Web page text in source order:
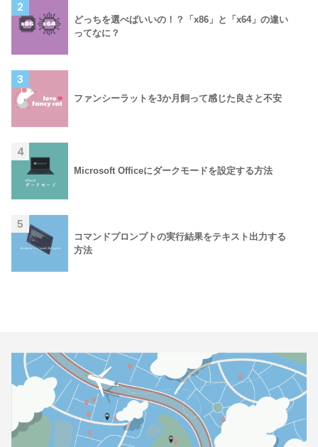
2
どっちを選べばいいの！？「x86」と「x64」の違い
ってなに？
3
ファンシーラットを3か月飼って感じた良さと不安
4
Microsoft Officeにダークモードを設定する方法
5
コマンドプロンプトの実行結果をテキスト出力する
方法